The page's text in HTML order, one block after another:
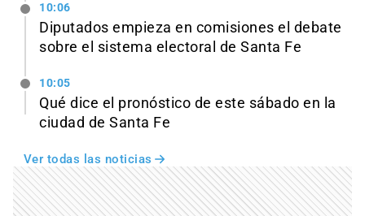
10:06
Diputados empieza en comisiones el debate
sobre el sistema electoral de Santa Fe
10:05
Qué dice el pronóstico de este sábado en la
ciudad de Santa Fe
Ver todas las noticias